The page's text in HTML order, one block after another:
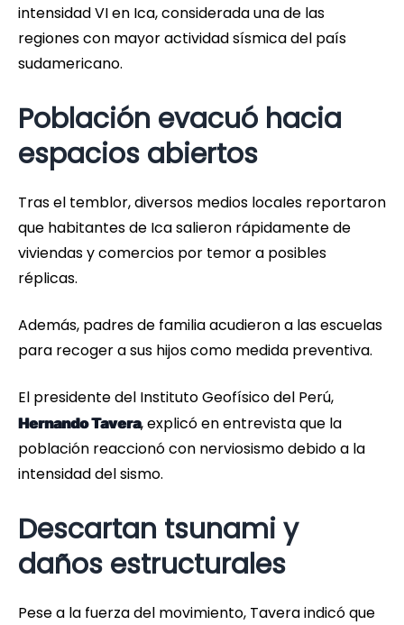
intensidad VI en Ica, considerada una de las
regiones con mayor actividad sísmica del país
sudamericano.
Población evacuó hacia
espacios abiertos
Tras el temblor, diversos medios locales reportaron
que habitantes de Ica salieron rápidamente de
viviendas y comercios por temor a posibles
réplicas.
Además, padres de familia acudieron a las escuelas
para recoger a sus hijos como medida preventiva.
El presidente del Instituto Geofísico del Perú,
Hernando Tavera, explicó en entrevista que la
población reaccionó con nerviosismo debido a la
intensidad del sismo.
Descartan tsunami y
daños estructurales
Pese a la fuerza del movimiento, Tavera indicó que